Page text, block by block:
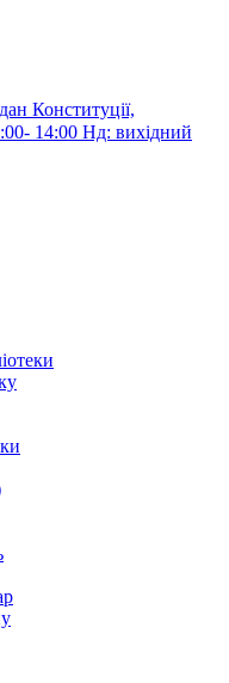
Конституції,
14:00 Нд: вихідний